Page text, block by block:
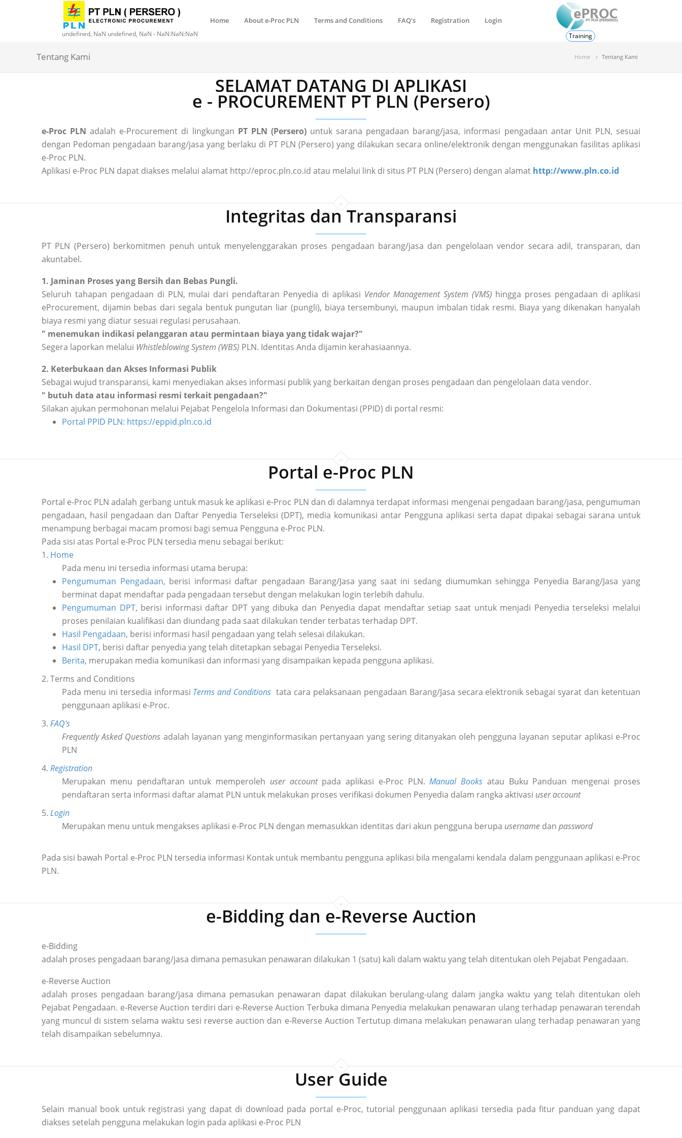
undefined, NaN undefined, NaN - NaN:NaN:NaN Training
Home About e-Proc PLN Terms and Conditions FAQ's Registration Login
Tentang Kami Home Tentang Kami
SELAMAT DATANG DI APLIKASI
e - PROCUREMENT PT PLN (Persero)
e-Proc PLN adalah e-Procurement di lingkungan PT PLN (Persero)untuk sarana pengadaan barang/jasa, informasi pengadaan antar Unit PLN, sesuai
dengan Pedoman pengadaan barang/jasa yang berlaku di PT PLN (Persero) yang dilakukan secara online/elektronik dengan menggunakan fasilitas aplikasi
e-Proc PLN.
Aplikasi e-Proc PLN dapat diakses melalui alamat http://eproc.pln.co.id atau melalui link di situs PT PLN (Persero) dengan alamat http://www.pln.co.id
Integritas dan Transparansi
PT PLN (Persero) berkomitmen penuh untuk menyelenggarakan proses pengadaan barang/jasa dan pengelolaan vendor secara adil, transparan, dan
akuntabel.
1. Jaminan Proses yang Bersih dan Bebas Pungli.
Seluruh tahapan pengadaan di PLN, mulai dari pendaftaran Penyedia di aplikasi Vendor Management System (VMS) hingga proses pengadaan di aplikasi
eProcurement, dijamin bebas dari segala bentuk pungutan liar (pungli), biaya tersembunyi, maupun imbalan tidak resmi. Biaya yang dikenakan hanyalah
biaya resmi yang diatur sesuai regulasi perusahaan.
" menemukan indikasi pelanggaran atau permintaan biaya yang tidak wajar?"
Segera laporkan melalui Whistleblowing System (WBS) PLN. Identitas Anda dijamin kerahasiaannya.
2. Keterbukaan dan Akses Informasi Publik
Sebagai wujud transparansi, kami menyediakan akses informasi publik yang berkaitan dengan proses pengadaan dan pengelolaan data vendor.
" butuh data atau informasi resmi terkait pengadaan?"
Silakan ajukan permohonan melalui Pejabat Pengelola Informasi dan Dokumentasi (PPID) di portal resmi:
Portal PPID PLN: https://eppid.pln.co.id
Portal e-Proc PLN
Portal e-Proc PLN adalah gerbang untuk masuk ke aplikasi e-Proc PLN dan di dalamnya terdapat informasi mengenai pengadaan barang/jasa, pengumuman
pengadaan, hasil pengadaan dan Daftar Penyedia Terseleksi (DPT), media komunikasi antar Pengguna aplikasi serta dapat dipakai sebagai sarana untuk
menampung berbagai macam promosi bagi semua Pengguna e-Proc PLN.
Pada sisi atas Portal e-Proc PLN tersedia menu sebagai berikut:
1. Home
Pada menu ini tersedia informasi utama berupa:
Pengumuman Pengadaan, berisi informasi daftar pengadaan Barang/Jasa yang saat ini sedang diumumkan sehingga Penyedia Barang/Jasa yang
berminat dapat mendaftar pada pengadaan tersebut dengan melakukan login terlebih dahulu.
Pengumuman DPT, berisi informasi daftar DPT yang dibuka dan Penyedia dapat mendaftar setiap saat untuk menjadi Penyedia terseleksi melalui
proses penilaian kualifikasi dan diundang pada saat dilakukan tender terbatas terhadap DPT.
Hasil Pengadaan, berisi informasi hasil pengadaan yang telah selesai dilakukan.
Hasil DPT, berisi daftar penyedia yang telah ditetapkan sebagai Penyedia Terseleksi.
Berita, merupakan media komunikasi dan informasi yang disampaikan kepada pengguna aplikasi.
2. Terms and Conditions
Pada menu ini tersedia informasi Terms and Conditions tata cara pelaksanaan pengadaan Barang/Jasa secara elektronik sebagai syarat dan ketentuan
penggunaan aplikasi e-Proc.
3. FAQ's
Frequently Asked Questions adalah layanan yang menginformasikan pertanyaan yang sering ditanyakan oleh pengguna layanan seputar aplikasi e-Proc
PLN
4. Registration
Merupakan menu pendaftaran untuk memperoleh user accountpada aplikasi e-Proc PLN.Manual Books atau Buku Panduan mengenai proses
pendaftaran serta informasi daftar alamat PLN untuk melakukan proses verifikasi dokumen Penyedia dalam rangka aktivasi user account
5. Login
Merupakan menu untuk mengakses aplikasi e-Proc PLN dengan memasukkan identitas dari akun pengguna berupa username dan password
Pada sisi bawah Portal e-Proc PLN tersedia informasi Kontak untuk membantu pengguna aplikasi bila mengalami kendala dalam penggunaan aplikasi e-Proc
PLN.
e-Bidding dan e-Reverse Auction
e-Bidding
adalah proses pengadaan barang/jasa dimana pemasukan penawaran dilakukan 1 (satu) kali dalam waktu yang telah ditentukan oleh Pejabat Pengadaan.
e-Reverse Auction
adalah proses pengadaan barang/jasa dimana pemasukan penawaran dapat dilakukan berulang-ulang dalam jangka waktu yang telah ditentukan oleh
Pejabat Pengadaan. e-Reverse Auction terdiri dari e-Reverse Auction Terbuka dimana Penyedia melakukan penawaran ulang terhadap penawaran terendah
yang muncul di sistem selama waktu sesi reverse auction dan e-Reverse Auction Tertutup dimana melakukan penawaran ulang terhadap penawaran yang
telah disampaikan sebelumnya.
User Guide
Selain manual book untuk registrasi yang dapat di download pada portal e-Proc, tutorial penggunaan aplikasi tersedia pada fitur panduan yang dapat
diakses setelah pengguna melakukan login pada aplikasi e-Proc PLN